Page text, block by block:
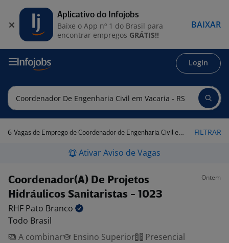
Login
6 Vagas de Emprego de Coordenador de Engenharia Civil em Vacaria - RS FILTRAR
Ativar Aviso de Vagas
Coordenador(A) De Projetos
Hidráulicos Sanitaristas - 1023
Ontem
RHF Pato Branco
Todo Brasil
A combinar
Ensino Superior Presencial
Aplicativo do Infojobs
Baixe o App nº 1 do Brasil para
encontrar empregos GRÁTIS!!
BAIXAR